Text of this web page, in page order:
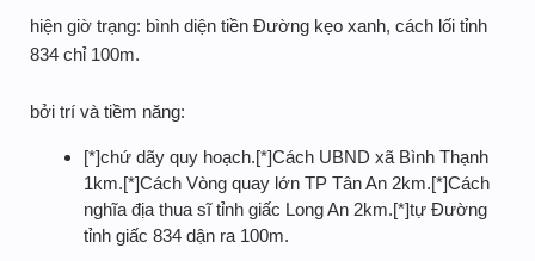
hiện giờ trạng: bình diện tiền Đường kẹo xanh, cách lối tỉnh
834 chỉ 100m.
bởi trí và tiềm năng:
[*]chứ dãy quy hoạch.[*]Cách UBND xã Bình Thạnh
1km.[*]Cách Vòng quay lớn TP Tân An 2km.[*]Cách
nghĩa địa thua sĩ tỉnh giấc Long An 2km.[*]tự Đường
tỉnh giấc 834 dận ra 100m.